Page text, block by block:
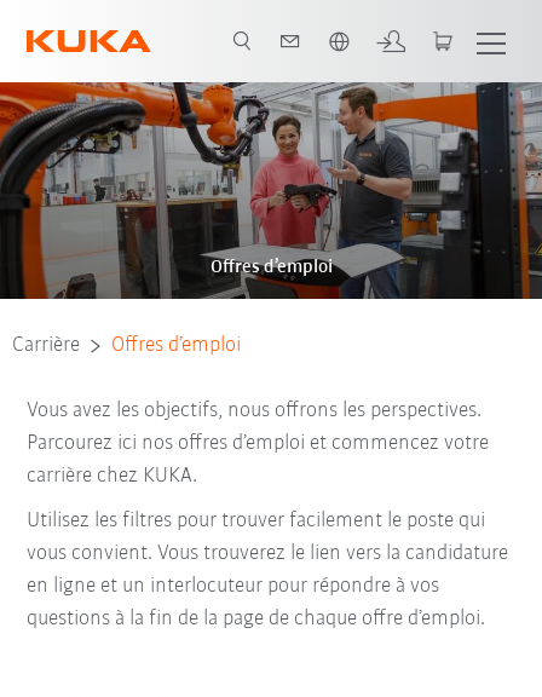
Offres d’emploi
Carrière Offres d’emploi
Vous avez les objectifs, nous offrons les perspectives.
Parcourez ici nos offres d’emploi et commencez votre
carrière chez KUKA.
Utilisez les filtres pour trouver facilement le poste qui
vous convient. Vous trouverez le lien vers la candidature
en ligne et un interlocuteur pour répondre à vos
questions à la fin de la page de chaque offre d’emploi.